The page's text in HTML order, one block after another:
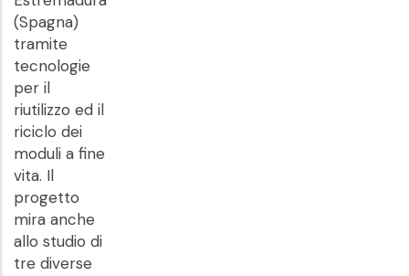
(Spagna)
tramite
tecnologie
per il
riutilizzo ed il
riciclo dei
moduli a fine
vita. Il
progetto
mira anche
allo studio di
tre diverse